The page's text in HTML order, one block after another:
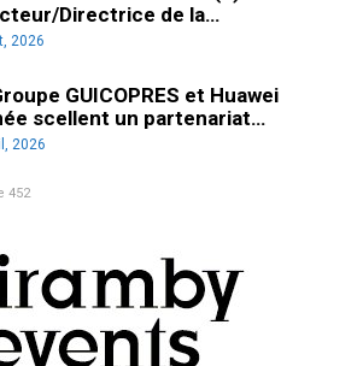
Directrice de la…
2026
GUICOPRES et Huawei
scellent un partenariat…
2026
452